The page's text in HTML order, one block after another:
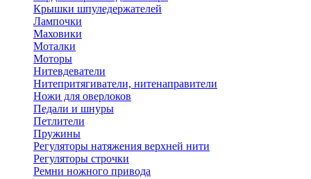
Крышки шпуледержателей
Лампочки
Маховики
Моталки
Моторы
Нитевдеватели
Нитепритягиватели, нитенаправители
Ножи для оверлоков
Педали и шнуры
Петлители
Пружины
Регуляторы натяжения верхней нити
Регуляторы строчки
Ремни ножного привода